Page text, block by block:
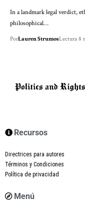
In a landmark legal verdict,
philosophical…
PorLauren StrumosLectura 8
Recursos
Directrices para autores
Términos y Condiciones
Política de privacidad
Menú